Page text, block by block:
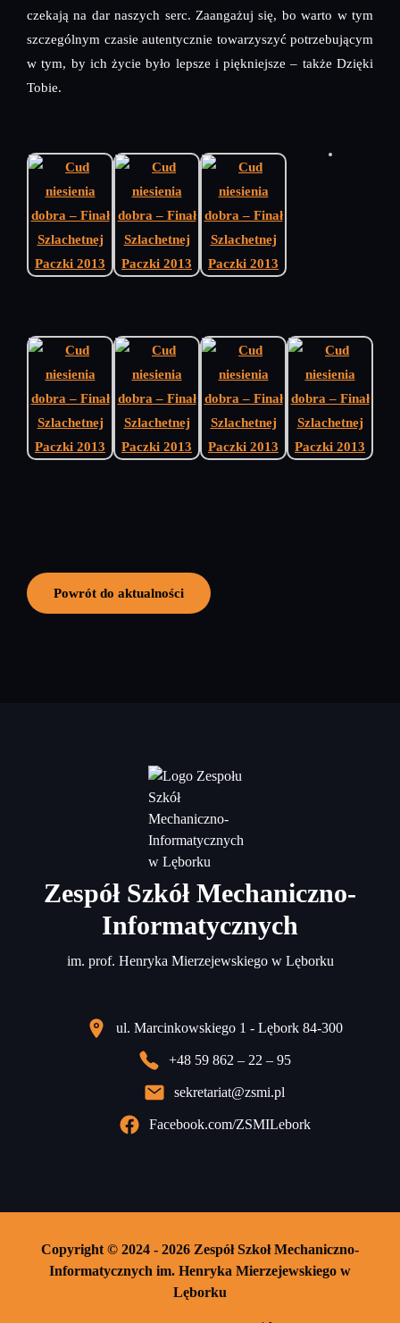
czekają na dar naszych serc. Zaangażuj się, bo warto w tym
szczególnym czasie autentycznie towarzyszyć potrzebującym
w tym, by ich życie było lepsze i piękniejsze – także Dzięki
Tobie.
Powrót do aktualności
Zespół Szkół Mechaniczno-
Informatycznych
im. prof. Henryka Mierzejewskiego w Lęborku
ul. Marcinkowskiego 1 - Lębork 84-300
+48 59 862 – 22 – 95
sekretariat@zsmi.pl
Facebook.com/ZSMILebork
Copyright © 2024 - 2026 Zespół Szkoł Mechaniczno-
Informatycznych im. Henryka Mierzejewskiego w
Lęborku